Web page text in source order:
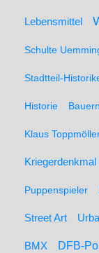
Lebensmittel
Schulte
Stadtteil-
Historie
Klaus
Kriegerdenkmal
Puppenspieler
Street Art
BMX DFB-